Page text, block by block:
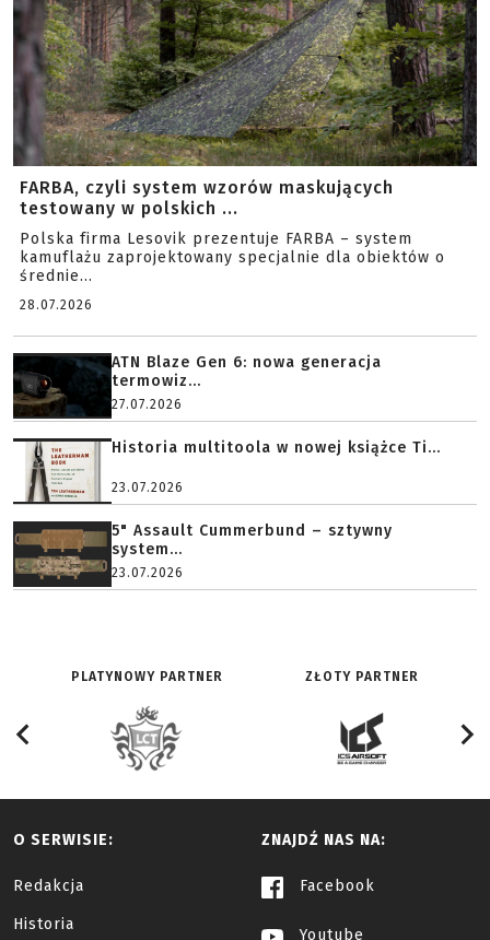
FARBA, czyli system wzorów maskujących
testowany w polskich ...
Polska firma Lesovik prezentuje FARBA – system
kamuflażu zaprojektowany specjalnie dla obiektów o
średnie...
28.07.2026
ATN Blaze Gen 6: nowa generacja
termowiz...
27.07.2026
Historia multitoola w nowej książce Ti...
23.07.2026
5" Assault Cummerbund – sztywny
system...
23.07.2026
PLATYNOWY PARTNER ZŁOTY PARTNER
O SERWISIE:
Redakcja
Historia
ZNAJDŹ NAS NA:
Facebook
Youtube